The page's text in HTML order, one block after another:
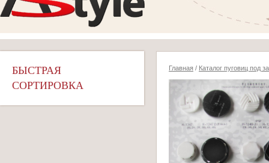
БЫСТРАЯ
СОРТИРОВКА
Главная / Каталог пуговиц под